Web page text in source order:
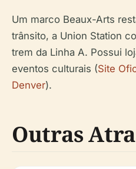
Um marco Beaux-Arts
trânsito, a Union Station
trem da Linha A. Possui
eventos culturais (Site
Denver).
Outras